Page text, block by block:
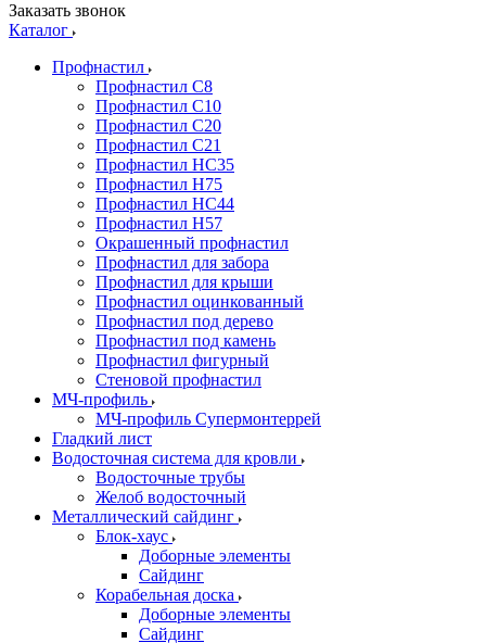
Заказать звонок
Каталог
Профнастил
Профнастил С8
Профнастил С10
Профнастил С20
Профнастил С21
Профнастил НС35
Профнастил Н75
Профнастил HC44
Профнастил Н57
Окрашенный профнастил
Профнастил для забора
Профнастил для крыши
Профнастил оцинкованный
Профнастил под дерево
Профнастил под камень
Профнастил фигурный
Стеновой профнастил
МЧ-профиль
МЧ-профиль Супермонтеррей
Гладкий лист
Водосточная система для кровли
Водосточные трубы
Желоб водосточный
Металлический сайдинг
Блок-хаус
Доборные элементы
Сайдинг
Корабельная доска
Доборные элементы
Сайдинг